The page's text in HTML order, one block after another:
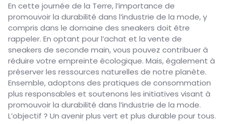
En cette journée de la Terre, l’importance de
promouvoir la durabilité dans l’industrie de la mode, y
compris dans le domaine des sneakers doit être
rappeler. En optant pour l’achat et la vente de
sneakers de seconde main, vous pouvez contribuer à
réduire votre empreinte écologique. Mais, également à
préserver les ressources naturelles de notre planète.
Ensemble, adoptons des pratiques de consommation
plus responsables et soutenons les initiatives visant à
promouvoir la durabilité dans l’industrie de la mode.
L’objectif ? Un avenir plus vert et plus durable pour tous.